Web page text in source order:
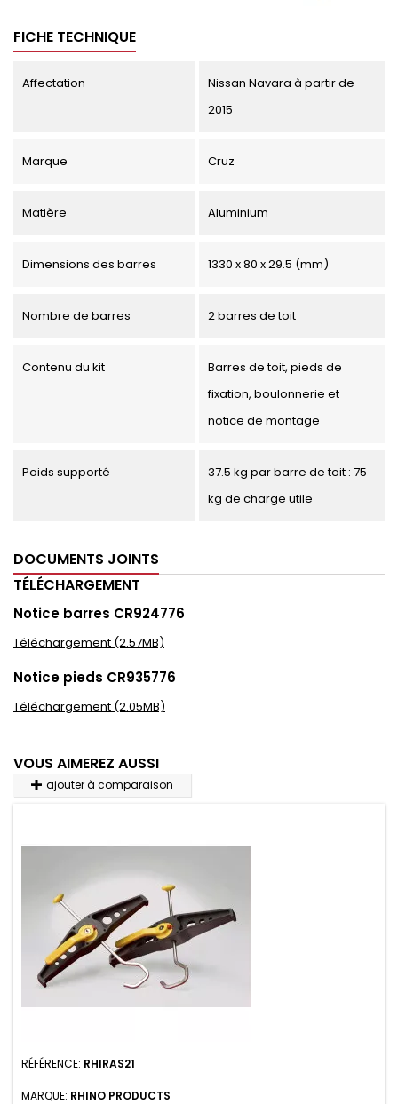
FICHE TECHNIQUE
Affectation
Nissan Navara à partir de
2015
Marque Cruz
Matière Aluminium
Dimensions des barres 1330 x 80 x 29.5 (mm)
Nombre de barres 2 barres de toit
Contenu du kit
Barres de toit, pieds de
fixation, boulonnerie et
notice de montage
Poids supporté
37.5 kg par barre de toit : 75
kg de charge utile
DOCUMENTS JOINTS
TÉLÉCHARGEMENT
Notice barres CR924776
Téléchargement (2.57MB)
Notice pieds CR935776
Téléchargement (2.05MB)
VOUS AIMEREZ AUSSI
ajouter à comparaison
RÉFÉRENCE: RHIRAS21
MARQUE: RHINO PRODUCTS